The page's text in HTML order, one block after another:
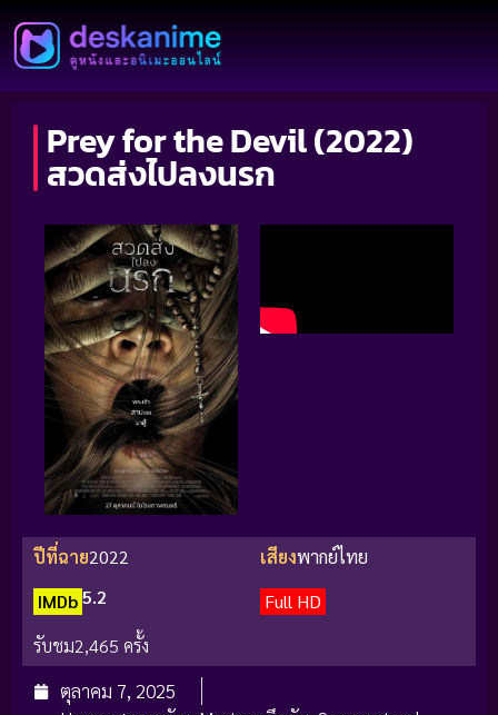
Prey for the Devil (2022)
สวดส่งไปลงนรก
ปีที่ฉาย2022 เสียงพากย์ไทย
IMDb5.2
Full HD
รับชม2,465 ครั้ง
ตุลาคม 7, 2025